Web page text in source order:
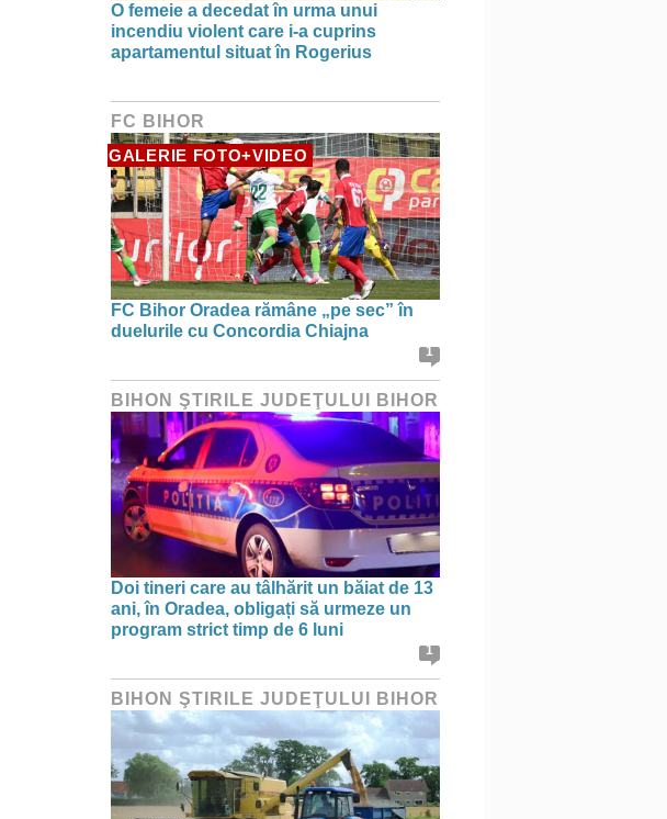
O femeie a decedat în urma unui
incendiu violent care i-a cuprins
apartamentul situat în Rogerius
FC BIHOR
GALERIE FOTO+VIDEO
FC Bihor Oradea rămâne „pe sec” în
duelurile cu Concordia Chiajna
1
BIHON ŞTIRILE JUDEŢULUI BIHOR
Doi tineri care au tâlhărit un băiat de 13
ani, în Oradea, obligați să urmeze un
program strict timp de 6 luni
1
BIHON ŞTIRILE JUDEŢULUI BIHOR